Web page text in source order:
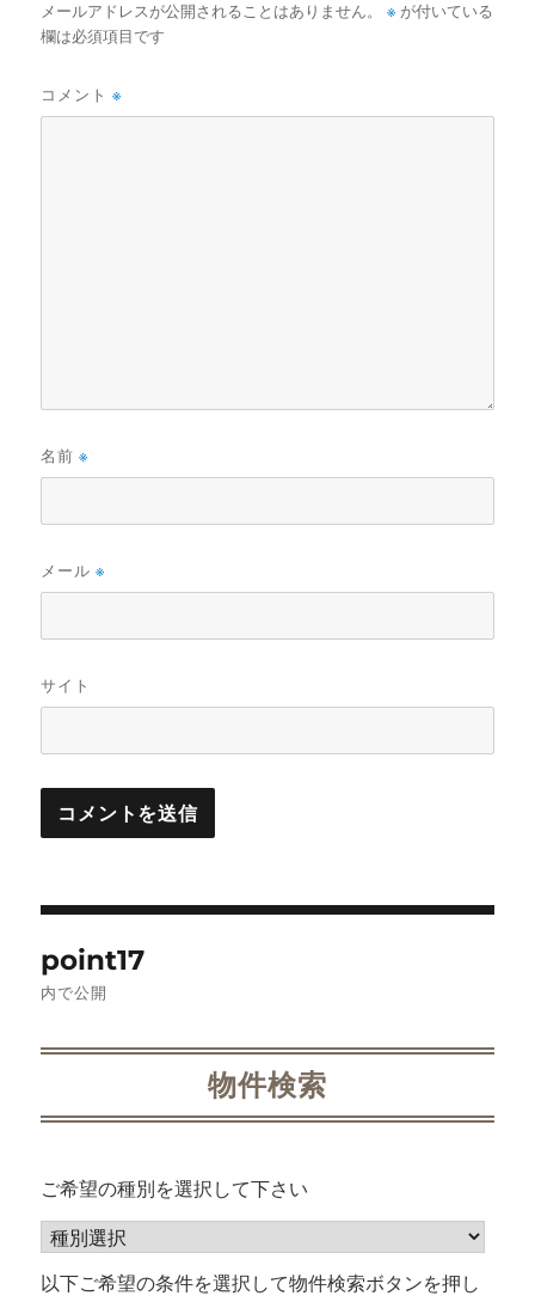
メールアドレスが公開されることはありません。 ※ が付いている
欄は必須項目です
コメント※
名前※
メール※
サイト
稿
ー
シ
ョ
point17
内で公開
物件検索
ご希望の種別を選択して下さい
以下ご希望の条件を選択して物件検索ボタンを押し